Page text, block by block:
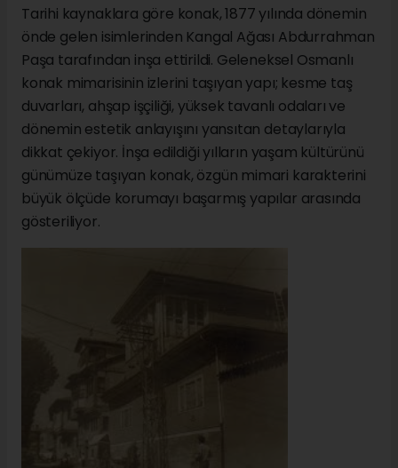
Tarihi kaynaklara göre konak, 1877 yılında dönemin
önde gelen isimlerinden Kangal Ağası Abdurrahman
Paşa tarafından inşa ettirildi. Geleneksel Osmanlı
konak mimarisinin izlerini taşıyan yapı; kesme taş
duvarları, ahşap işçiliği, yüksek tavanlı odaları ve
dönemin estetik anlayışını yansıtan detaylarıyla
dikkat çekiyor. İnşa edildiği yılların yaşam kültürünü
günümüze taşıyan konak, özgün mimari karakterini
büyük ölçüde korumayı başarmış yapılar arasında
gösteriliyor.